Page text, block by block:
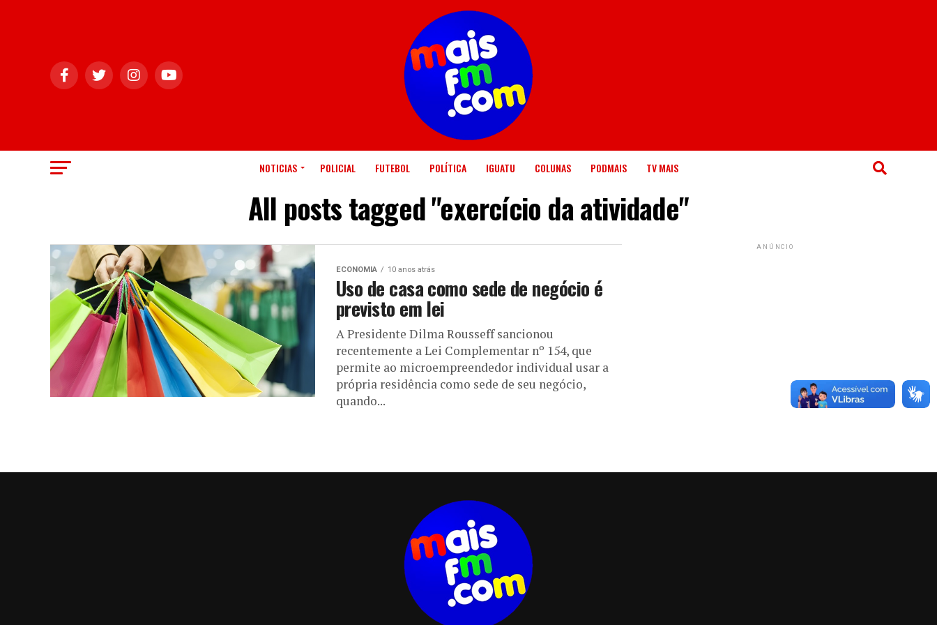
NOTICIAS POLICIAL FUTEBOL POLÍTICA IGUATU COLUNAS PODMAIS TV MAIS
All posts tagged "exercício da atividade"
ECONOMIA 10 anos atrás
Uso de casa como sede de negócio é
previsto em lei
A Presidente Dilma Rousseff sancionou
recentemente a Lei Complementar nº 154, que
permite ao microempreendedor individual usar a
própria residência como sede de seu negócio,
quando...
ANÚNCIO